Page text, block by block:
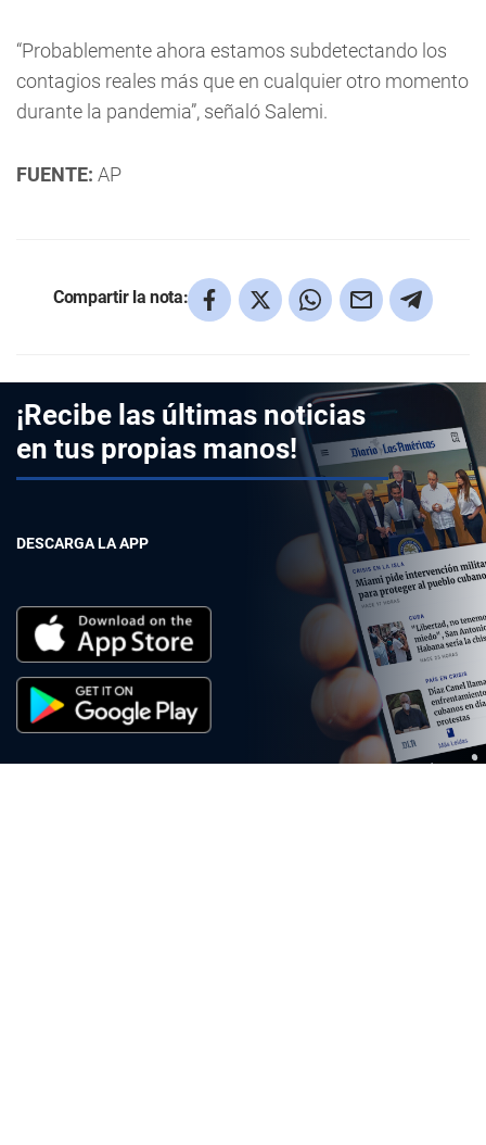
“Probablemente ahora estamos subdetectando los
contagios reales más que en cualquier otro momento
durante la pandemia”, señaló Salemi.
FUENTE: AP
Compartir la nota:
¡Recibe las últimas noticias
en tus propias manos!
DESCARGA LA APP